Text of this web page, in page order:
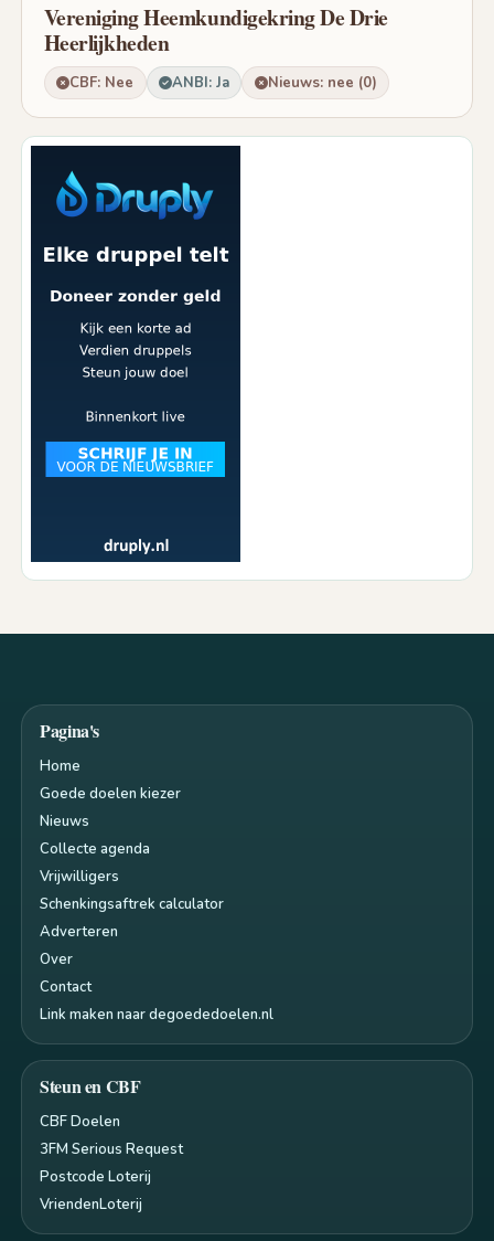
Vereniging Heemkundigekring De Drie
Heerlijkheden
CBF: Nee ANBI: Ja Nieuws: nee (0)
Pagina's
Home
Goede doelen kiezer
Nieuws
Collecte agenda
Vrijwilligers
Schenkingsaftrek calculator
Adverteren
Over
Contact
Link maken naar degoededoelen.nl
Steun en CBF
CBF Doelen
3FM Serious Request
Postcode Loterij
VriendenLoterij